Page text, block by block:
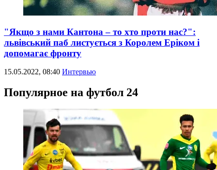
"Якщо з нами Кантона – то хто проти нас?":
львівський паб листується з Королем Еріком і
допомагає фронту
15.05.2022, 08:40 Интервью
Популярное на футбол 24